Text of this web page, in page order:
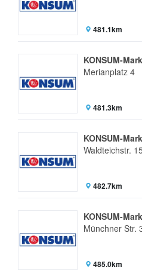
481.1km
KONSUM-
Merianplatz 4
481.3km
KONSUM-
Waldteichstr. 15
482.7km
KONSUM-
Münchner Str.
485.0km